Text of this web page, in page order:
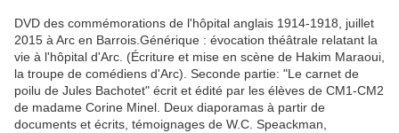
DVD des commémorations de l'hôpital anglais 1914-1918, juillet
2015 à Arc en Barrois.Générique : évocation théâtrale relatant la
vie à l'hôpital d'Arc. (Écriture et mise en scène de Hakim Maraoui,
la troupe de comédiens d'Arc). Seconde partie: "Le carnet de
poilu de Jules Bachotet" écrit et édité par les élèves de CM1-CM2
de madame Corine Minel. Deux diaporamas à partir de
documents et écrits, témoignages de W.C. Speackman,